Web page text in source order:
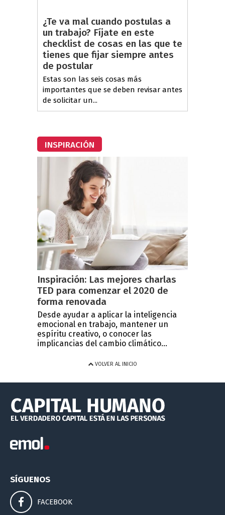
¿Te va mal cuando postulas a
un trabajo? Fíjate en este
checklist de cosas en las que te
tienes que fijar siempre antes
de postular
Estas son las seis cosas más
importantes que se deben revisar antes
de solicitar un...
INSPIRACIÓN
Inspiración: Las mejores charlas
TED para comenzar el 2020 de
forma renovada
Desde ayudar a aplicar la inteligencia
emocional en trabajo, mantener un
espíritu creativo, o conocer las
implicancias del cambio climático...
VOLVER AL INICIO
SÍGUENOS
FACEBOOK